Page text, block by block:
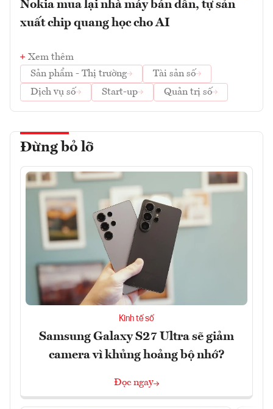
Nokia mua lại nhà máy bán dẫn, tự sản
xuất chip quang học cho AI
Xem thêm
Sản phẩm - Thị trường
Tài sản số
Dịch vụ số
Start-up Quản trị số
Đừng bỏ lỡ
Kinh tế số
Samsung Galaxy S27 Ultra sẽ giảm
camera vì khủng hoảng bộ nhớ?
Đọc ngay